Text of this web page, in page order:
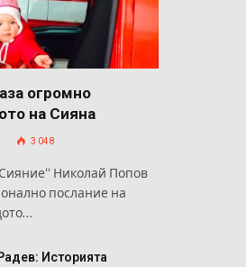
огромно
на Сияна
3 048
Николай Попов
послание на
Историята